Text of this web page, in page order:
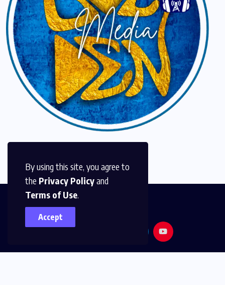
By using this site, you agree to
the Privacy Policyand
Terms of Use.
Accept